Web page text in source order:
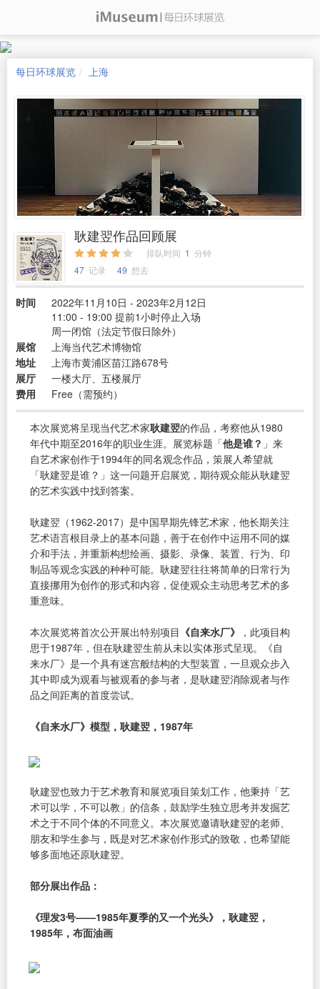
每日环球展览 上海
耿建翌作品回顾展
排队时间 1 分钟
47 记录 49 想去
时间
2022年11月10日 - 2023年2月12日
11:00 - 19:00 提前1小时停止入场
周一闭馆（法定节假日除外）
展馆
上海当代艺术博物馆
地址
上海市黄浦区苗江路678号
展厅
一楼大厅、五楼展厅
费用
Free（需预约）
本次展览将呈现当代艺术家耿建翌的作品，考察他从1980
年代中期至2016年的职业生涯。展览标题「他是谁？ 」来
自艺术家创作于1994年的同名观念作品，策展人希望就
「耿建翌是谁？」这一问题开启展览，期待观众能从耿建翌
的艺术实践中找到答案。
耿建翌（1962-2017）是中国早期先锋艺术家，他长期关注
艺术语言根目录上的基本问题，善于在创作中运用不同的媒
介和手法，并重新构想绘画、摄影、录像、装置、行为、印
制品等观念实践的种种可能。耿建翌往往将简单的日常行为
直接挪用为创作的形式和内容，促使观众主动思考艺术的多
重意味。
本次展览将首次公开展出特别项目 《自来水厂》
，此项目构
思于1987年，但在耿建翌生前从未以实体形式呈现。《自
来水厂》是一个具有迷宫般结构的大型装置，一旦观众步入
其中即成为观看与被观看的参与者，是耿建翌消除观者与作
品之间距离的首度尝试。
《自来水厂》模型，耿建翌，1987年
耿建翌也致力于艺术教育和展览项目策划工作，他秉持「艺
术可以学，不可以教」的信条，鼓励学生独立思考并发掘艺
术之于不同个体的不同意义。本次展览邀请耿建翌的老师、
朋友和学生参与，既是对艺术家创作形式的致敬，也希望能
够多面地还原耿建翌。
部分展出作品：
《理发3号——1985年夏季的又一个光头》，耿建翌，
1985年，布面油画